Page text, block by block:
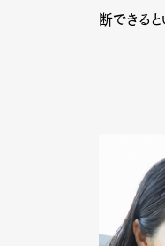
断できると